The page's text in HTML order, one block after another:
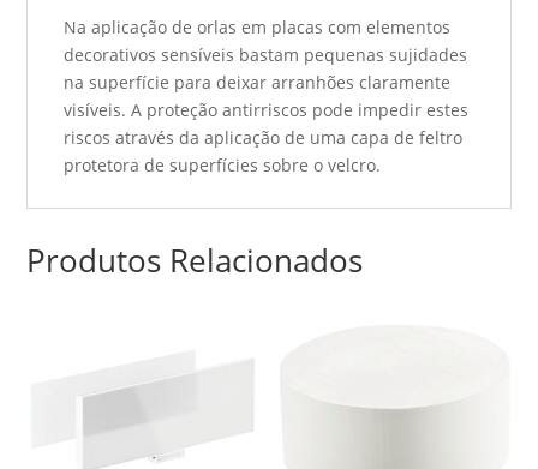
Na aplicação de orlas em placas com elementos
decorativos sensíveis bastam pequenas sujidades
na superfície para deixar arranhões claramente
visíveis. A proteção antirriscos pode impedir estes
riscos através da aplicação de uma capa de feltro
protetora de superfícies sobre o velcro.
Produtos Relacionados